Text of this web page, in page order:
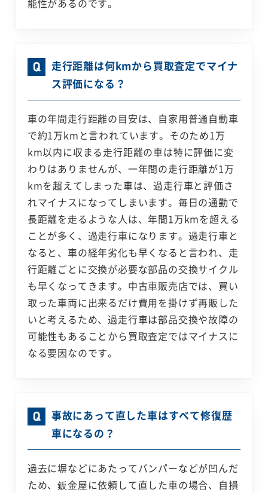
能性があるのです。
走行距離は何kmから買取査定でマイナ
ス評価になる？
車の年間走行距離の目安は、自家用普通自動車
で約1万kmと言われています。そのため1万
km以内に収まる走行距離の車は特に評価に変
わりはありませんが、一年間の走行距離が1万
kmを超えてしまった車は、過走行車と評価さ
れマイナスになってしまいます。毎日の通勤で
長距離を走るような人は、年間1万kmを超える
ことが多く、過走行車になります。過走行車と
なると、車の経年劣化も早くなると言われ、走
行距離ごとに交換が必要な部品の交換サイクル
も早くなってきます。中古車販売店では、買い
取った車両に出来るだけ費用を掛けず再販した
いと考えるため、過走行車は部品交換や故障の
可能性もあることから買取査定ではマイナスに
なる要因なのです。
事故にあって直した車はすべて修復歴
車になるの？
過去に塀などにあたってバンパーなどが凹んだ
ため、鈑金屋に依頼して直した車の場合、自損